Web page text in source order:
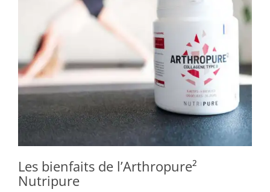
Les bienfaits de l’Arthropure²
Nutripure